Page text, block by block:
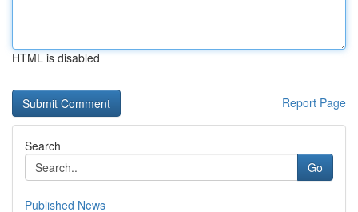
HTML is disabled
Report Page
Search
Go
Published News